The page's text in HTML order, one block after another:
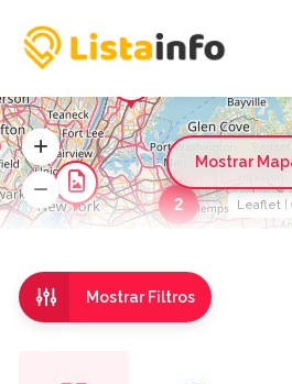
Mostrar Filtros
2 Leaflet
Mostrar